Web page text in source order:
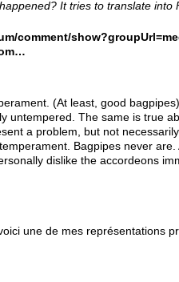
It tries to translate
comment/
(At least, good
untempered. The same is true
a problem, but not
Bagpipes never
dislike the accordeons
une de mes représentations